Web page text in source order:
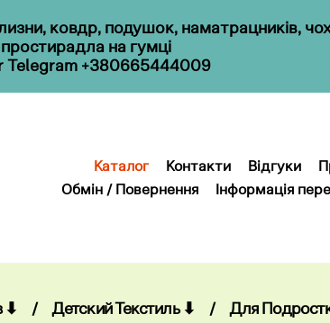
ковдр, подушок, наматрацників,
простирадла на гумці
Telegram +380665444009
Каталог Контакти Відгуки
Обмін / Повернення
Інформація
Каталог Контакти
Обмін / Повернення
Інформація
⬇ / Детский Текстиль ⬇ / Для